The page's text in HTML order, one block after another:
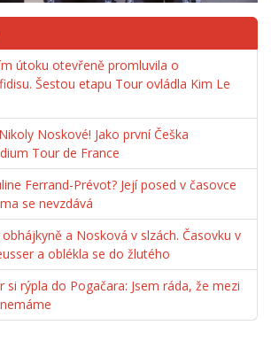
útoku otevřeně promluvila o
Šestou etapu Tour ovládla Kim Le
Noskové! Jako první Češka
Tour de France
Ferrand-Prévot? Její posed v časovce
se nevzdává
a Nosková v slzách. Časovku v
a oblékla se do žlutého
si rýpla do Pogačara: Jsem ráda, že mezi